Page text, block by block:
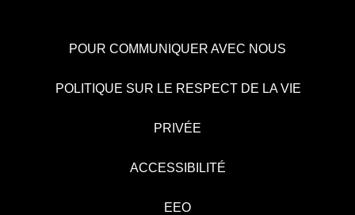
POUR COMMUNIQUER AVEC NOUS
POLITIQUE SUR LE RESPECT DE LA VIE
PRIVÉE
ACCESSIBILITÉ
EEO